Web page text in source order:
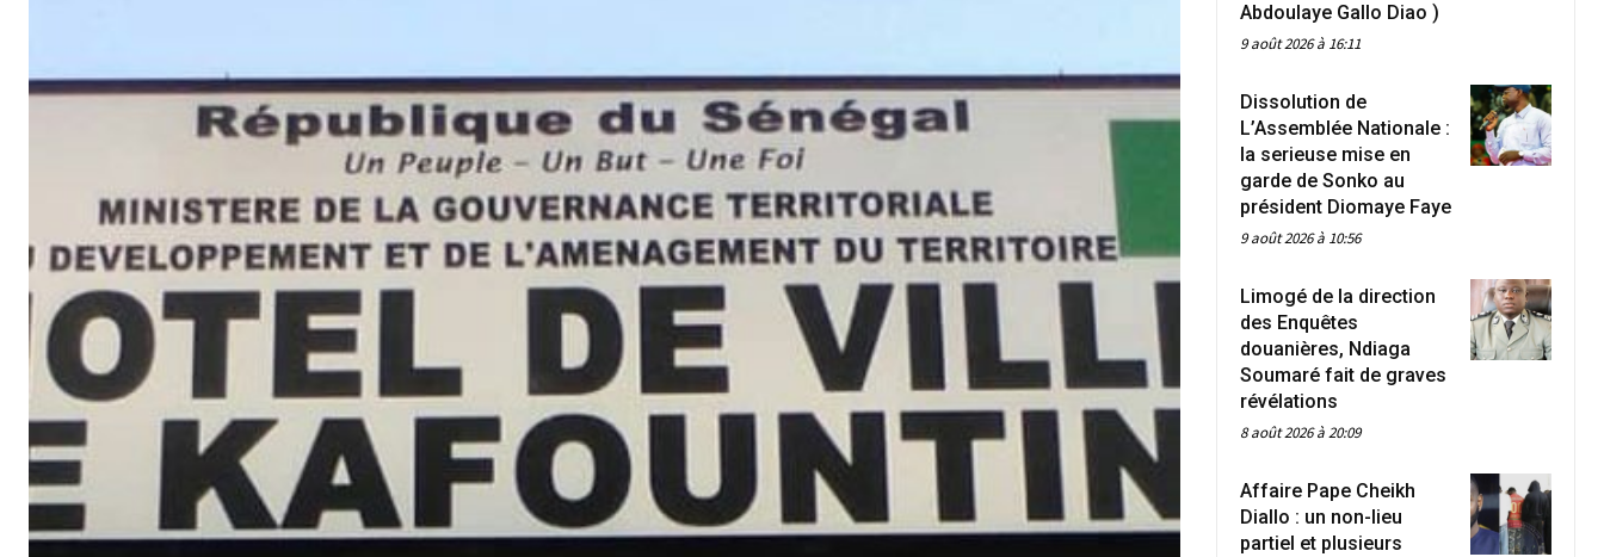
Abdoulaye Gallo Diao )
9 août 2026 à 16:11
Dissolution de
L’Assemblée Nationale :
la serieuse mise en
garde de Sonko au
président Diomaye Faye
9 août 2026 à 10:56
Limogé de la direction
des Enquêtes
douanières, Ndiaga
Soumaré fait de graves
révélations
8 août 2026 à 20:09
Affaire Pape Cheikh
Diallo : un non-lieu
partiel et plusieurs